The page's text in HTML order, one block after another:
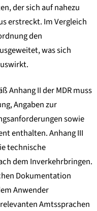
der sich auf nahezu
erstreckt. Im Vergleich
den
was sich
Anhang II der MDR muss
Angaben zur
sowie
enthalten. Anhang III
technische
dem Inverkehrbringen.
Dokumentation
Anwender
Amtssprachen